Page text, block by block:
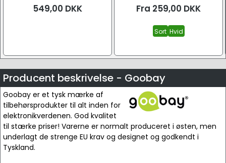
549,00 DKK Fra 259,00 DKK
Sort Hvid
Producent beskrivelse - Goobay
Goobay er et tysk mærke af
tilbehørsprodukter til alt inden for
elektronikverdenen. God kvalitet
til stærke priser! Varerne er normalt produceret i østen, men
underlagt de strenge EU krav og designet og godkendt i
Tyskland.